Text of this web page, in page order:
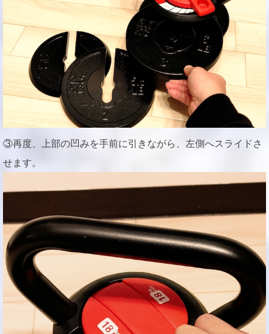
③再度、上部の凹みを手前に引きながら、左側へスライドさ
せます。